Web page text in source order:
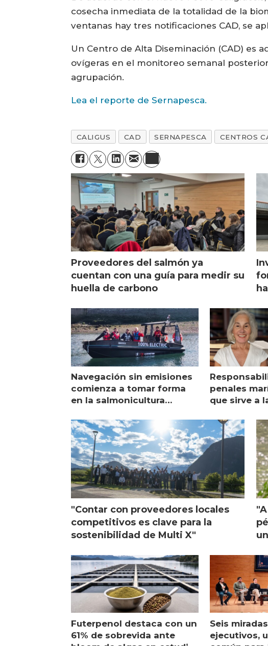
cosecha inmediata de la totalidad de la
ventanas hay tres notificaciones CAD, se
Un Centro de Alta Diseminación (CAD) es
ovígeras en el monitoreo semanal
agrupación.
Lea el reporte de Sernapesca.
CALIGUS CAD SERNAPESCA CENTROS
Proveedores del salmón ya
cuentan con una guía para medir su
huella de carbono
Navegación sin emisiones
comienza a tomar forma
en la salmonicultura
penales
que sirve a
visión
"Contar con proveedores locales
competitivos es clave para la
sostenibilidad de Multi X"
Futerpenol destaca con un
61% de sobrevida ante
Seis
ejecutivos,